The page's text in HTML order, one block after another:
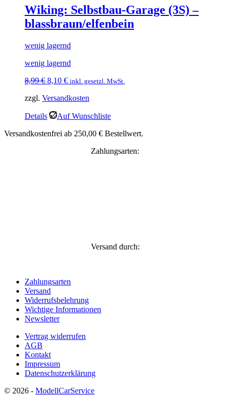
Wiking: Selbstbau-Garage (3S) –
blassbraun/elfenbein
wenig lagernd
wenig lagernd
8,99€ Ursprünglicher
war:
8,10 €Aktueller
ist:
inkl. gesetzl. MwSt.
zzgl. Versandkosten
Details
Auf Wunschliste
Versandkostenfrei ab 250,00 € Bestellwert.
Zahlungsarten:
Versand durch:
Zahlungsarten
Versand
Widerrufsbelehrung
Wichtige Informationen
Newsletter
Vertrag widerrufen
AGB
Kontakt
Impressum
Datenschutzerklärung
© 2026 - ModellCarService